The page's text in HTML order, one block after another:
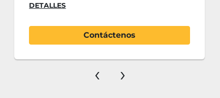
DETALLES
Contáctenos
‹ ›